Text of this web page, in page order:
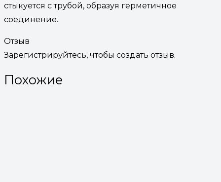
стыкуется с трубой, образуя герметичное
соединение.
Отзыв
Зарегистрируйтесь, чтобы создать отзыв.
Похожие